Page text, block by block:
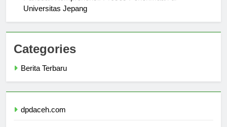
Panduan Komprehensif Proses Penerimaan di
Categories